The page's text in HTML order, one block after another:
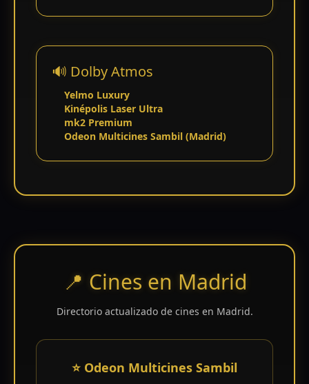
🔊 Dolby Atmos
Yelmo Luxury
Kinépolis Laser Ultra
mk2 Premium
Odeon Multicines Sambil (Madrid)
📍 Cines en Madrid
Directorio actualizado de cines en Madrid.
⭐ Odeon Multicines Sambil